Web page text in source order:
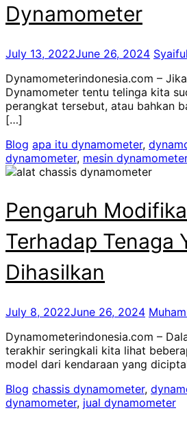
Dynamometer
July 13, 2022June 26, 2024
Dynamometerindonesia.com –
Dynamometer tentu telinga kita
perangkat tersebut, atau bahkan
[…]
Blog apa itu dynamometer,
dynamometer, mesin
Pengaruh
Terhadap Tenaga
Dihasilkan
July 8, 2022June 26, 2024
Dynamometerindonesia.com –
terakhir seringkali kita lihat
model dari kendaraan yang
Blog chassis dynamometer,
dynamometer, jual dynamometer